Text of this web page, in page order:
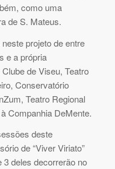
como uma
de S. Mateus.
projeto de entre
e a própria
de Viseu, Teatro
Conservatório
Teatro Regional
Companhia DeMente.
deste
de “Viver Viriato”
3 deles decorrerão no